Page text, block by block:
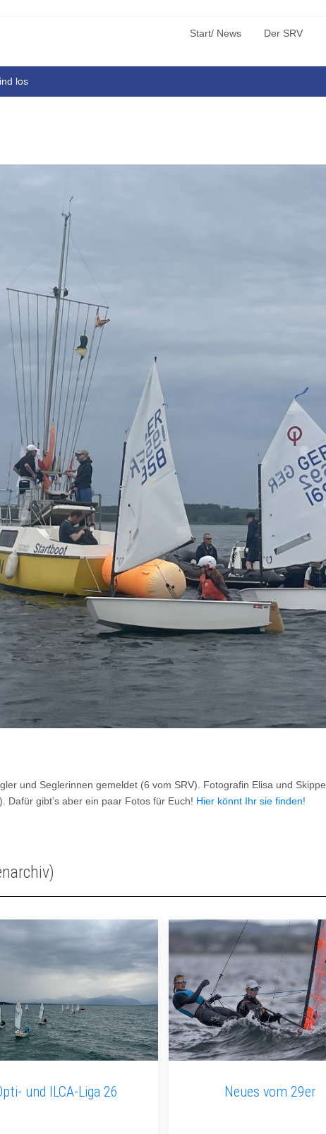
Start/ News Der SRV
los
und Seglerinnen gemeldet (6 vom SRV). Fotografin Elisa und
Dafür gibt’s aber ein paar Fotos für Euch! Hier könnt Ihr sie finden!
und ILCA-Liga 26 Neues vom 29er